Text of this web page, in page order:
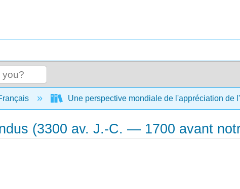
global hierarchyUne perspective mondiale de l'appréciation de
(3300 av. J.-C. — 1700 avant